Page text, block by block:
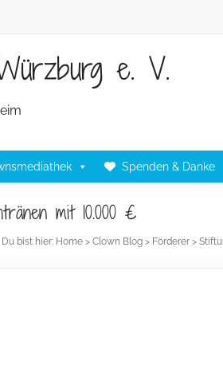
e. V.
Spenden & Danke
mit 10.000 €
Du bist hier: Home > Clown Blog > Förderer >